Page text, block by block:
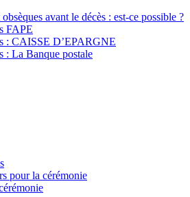
avant le décès : est-ce possible ?
FAPE
: CAISSE D’EPARGNE
: La Banque postale
pour la cérémonie